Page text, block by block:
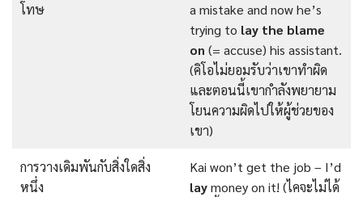
โทษ
a mistake and now he’s
trying to lay the blame
on (= accuse) his assistant.
(คิโอไม่ยอมรับว่าเขาทำผิด
และตอนนี้เขากำลังพยายาม
โยนความผิดไปให้ผู้ช่วยของ
เขา)
การวางเดิมพันกับสิ่งใดสิ่ง
หนึ่ง
Kai won’t get the job – I’d
laymoney on it! (ไคจะไม่ได้